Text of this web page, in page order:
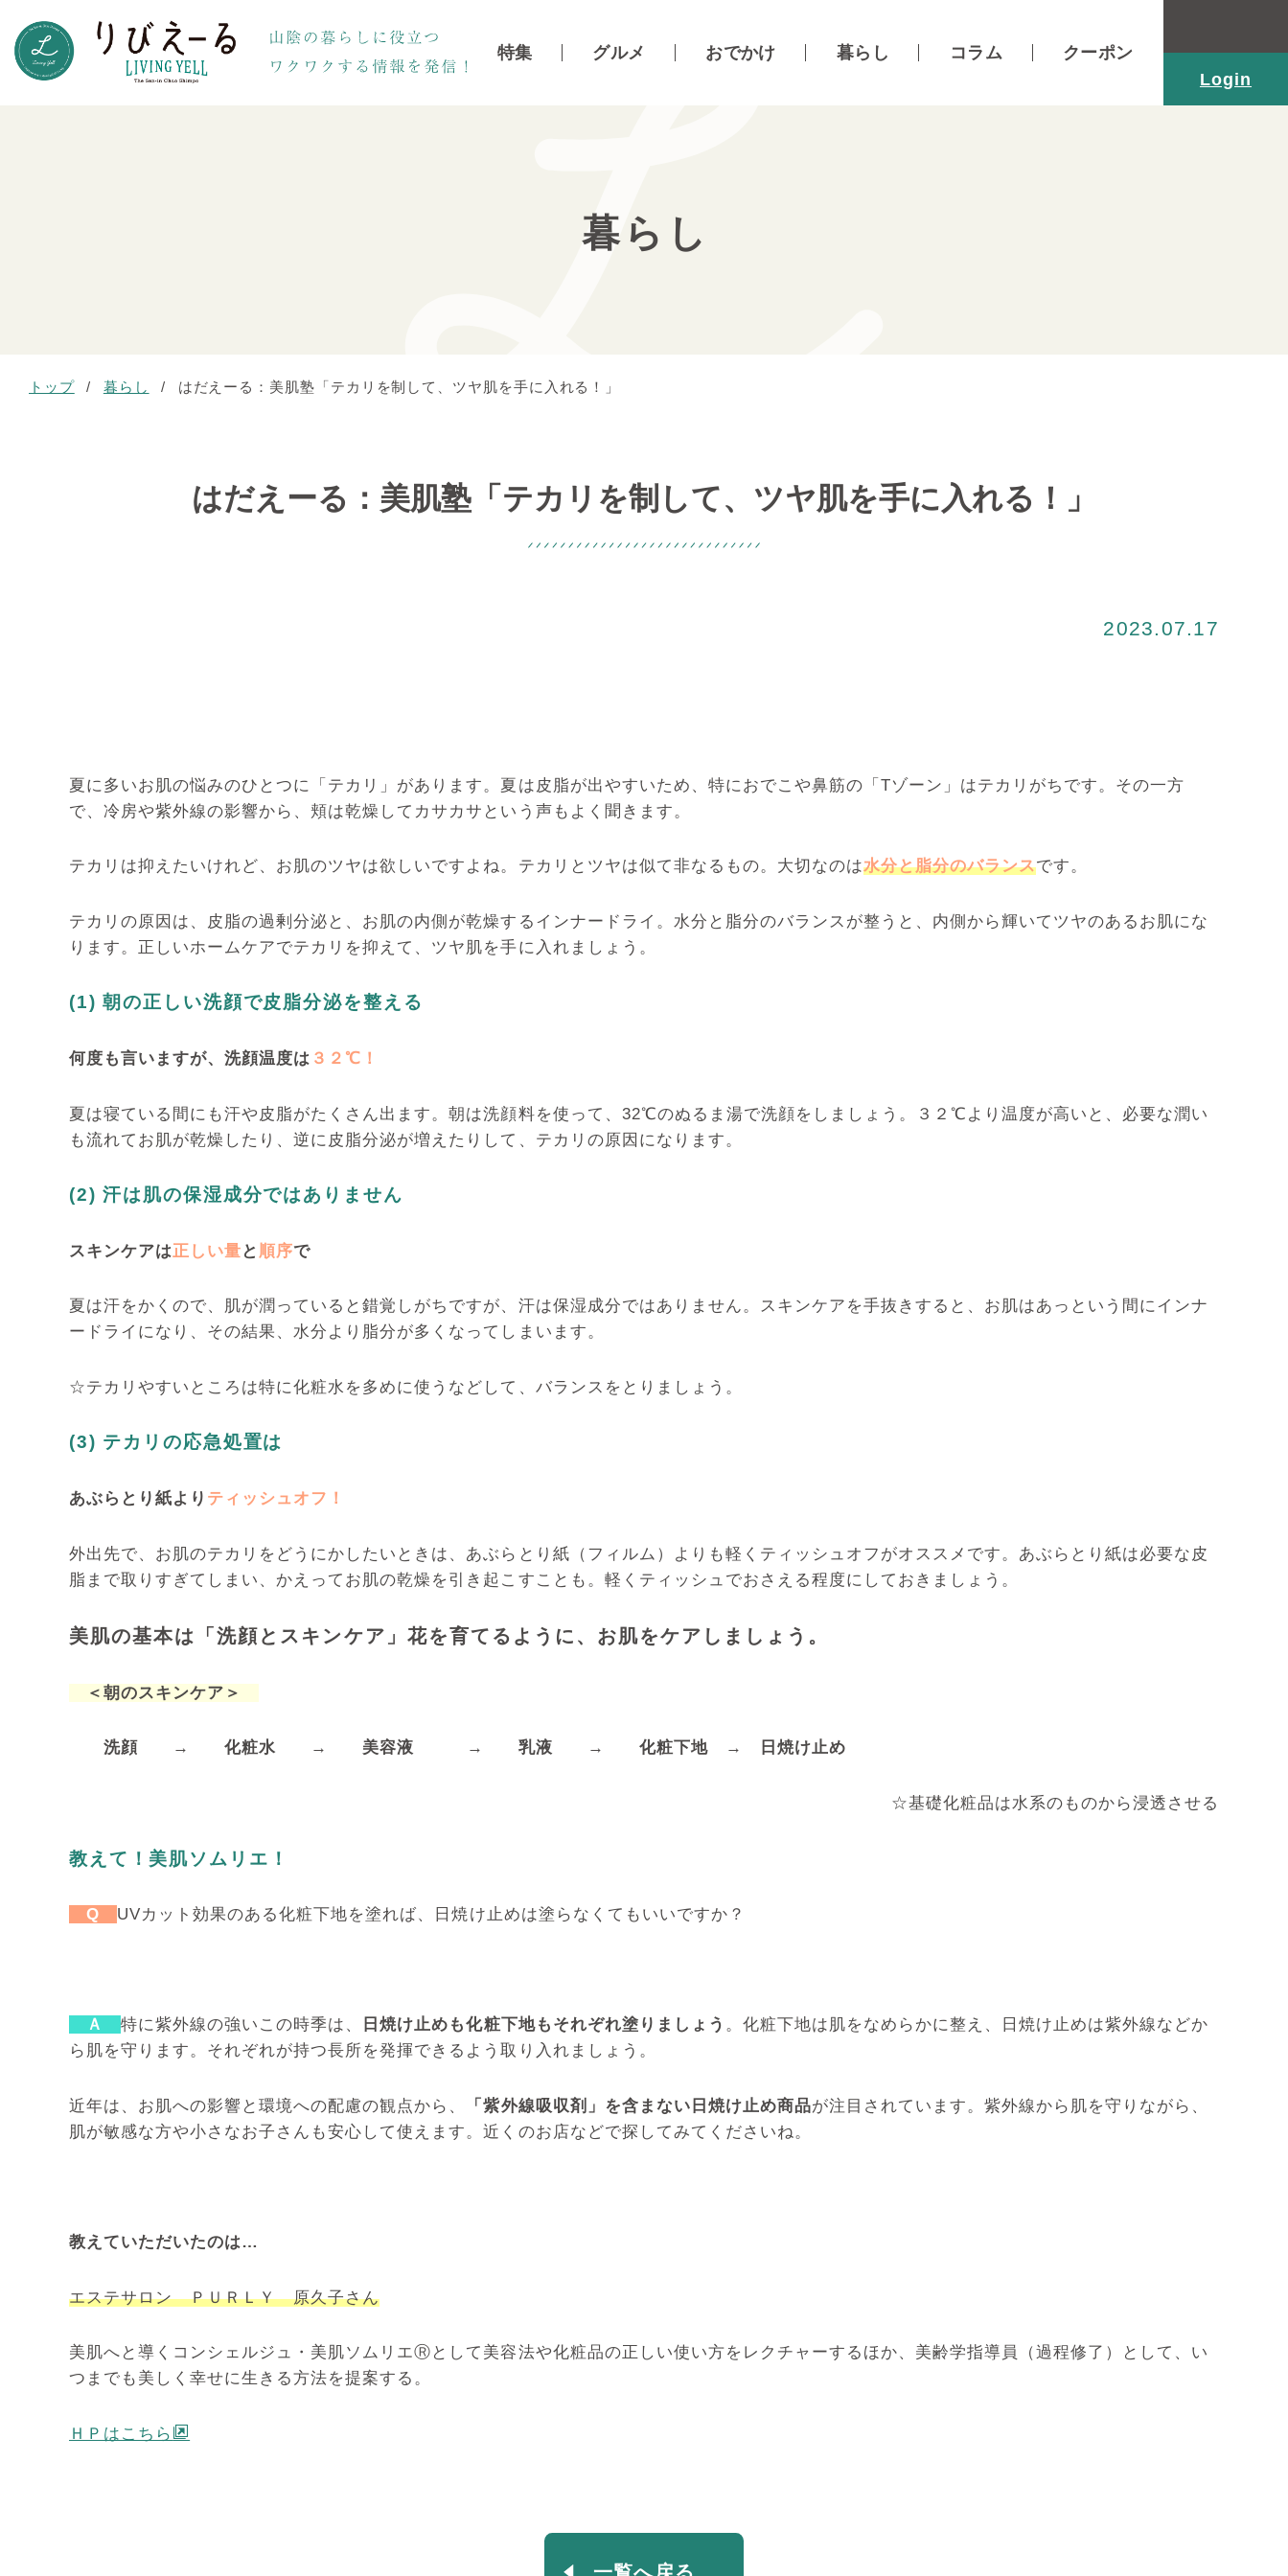
特集 グルメ おでかけ 暮らし コラム
クーポン
Login
暮らし
トップ / 暮らし / はだえーる：美肌塾「テカリを制して、ツヤ肌を手に入れる！」
はだえーる：美肌塾「テカリを制して、ツヤ肌を手に入れる！」
2023.07.17
夏に多いお肌の悩みのひとつに「テカリ」があります。夏は皮脂が出やすいため、特におでこや鼻筋の「Tゾーン」はテカリがちです。その一方
で、冷房や紫外線の影響から、頬は乾燥してカサカサという声もよく聞きます。
テカリは抑えたいけれど、お肌のツヤは欲しいですよね。テカリとツヤは似て非なるもの。大切なのは水分と脂分のバランスです。
テカリの原因は、皮脂の過剰分泌と、お肌の内側が乾燥するインナードライ。水分と脂分のバランスが整うと、内側から輝いてツヤのあるお肌にな
ります。正しいホームケアでテカリを抑えて、ツヤ肌を手に入れましょう。
(1) 朝の正しい洗顔で皮脂分泌を整える
何度も言いますが、洗顔温度は ３２℃！
夏は寝ている間にも汗や皮脂がたくさん出ます。朝は洗顔料を使って、32℃のぬるま湯で洗顔をしましょう。３２℃より温度が高いと、必要な潤い
も流れてお肌が乾燥したり、逆に皮脂分泌が増えたりして、テカリの原因になります。
(2) 汗は肌の保湿成分ではありません
スキンケアは正しい量 と 順序で
夏は汗をかくので、肌が潤っていると錯覚しがちですが、汗は保湿成分ではありません。スキンケアを手抜きすると、お肌はあっという間にインナ
ードライになり、その結果、水分より脂分が多くなってしまいます。
☆テカリやすいところは特に化粧水を多めに使うなどして、バランスをとりましょう。
(3) テカリの応急処置は
あぶらとり紙より ティッシュオフ！
外出先で、お肌のテカリをどうにかしたいときは、あぶらとり紙（フィルム）よりも軽くティッシュオフがオススメです。あぶらとり紙は必要な皮
脂まで取りすぎてしまい、かえってお肌の乾燥を引き起こすことも。軽くティッシュでおさえる程度にしておきましょう。
美肌の基本は「洗顔とスキンケア」花を育てるように、お肌をケアしましょう。
＜朝のスキンケア＞
洗顔 → 化粧水 → 美容液 → 乳液 → 化粧下地→ 日焼け止め
☆基礎化粧品は水系のものから浸透させる
教えて！美肌ソムリエ！
Q UVカット効果のある化粧下地を塗れば、日焼け止めは塗らなくてもいいですか？
Ａ 特に紫外線の強いこの時季は、 日焼け止めも化粧下地もそれぞれ塗りましょう 。化粧下地は肌をなめらかに整え、日焼け止めは紫外線などか
ら肌を守ります。それぞれが持つ長所を発揮できるよう取り入れましょう。
近年は、お肌への影響と環境への配慮の観点から、 「紫外線吸収剤」を含まない日焼け止め商品が注目されています。紫外線から肌を守りながら、
肌が敏感な方や小さなお子さんも安心して使えます。近くのお店などで探してみてくださいね。
教えていただいたのは…
エステサロン ＰＵＲＬＹ 原久子さん
美肌へと導くコンシェルジュ・美肌ソムリエⓇとして美容法や化粧品の正しい使い方をレクチャーするほか、美齢学指導員（過程修了）として、い
つまでも美しく幸せに生きる方法を提案する。
ＨＰはこちら